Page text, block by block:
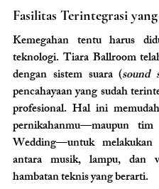
Fasilitas Terintegrasi
Kemegahan tentu harus
teknologi. Tiara Ballroom
dengan sistem suara (sound
pencahayaan yang sudah
profesional. Hal ini
pernikahanmu—maupun
Wedding—untuk melakukan
antara musik, lampu, dan
hambatan teknis yang berarti.